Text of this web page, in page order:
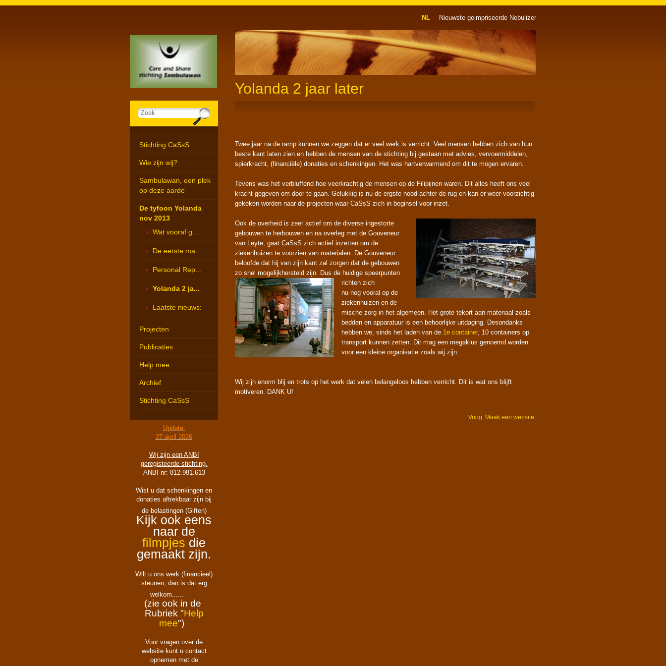
NL Nieuwste geimpriseerde Nebulizer
Stichting CaSsS
Wie zijn wij?
Sambulawan, een plek
op deze aarde
De tyfoon Yolanda
nov 2013
Wat vooraf g...
De eerste ma...
Personal Rep...
Yolanda 2 ja...
Laatste nieuws:
Projecten
Publicaties
Help mee
Archief
Stichting CaSsS
Update:
27 april 2026
Wij zijn een ANBI
geregisteerde stichting.
ANBI nr: 812.981.613
Wist u dat schenkingen en
donaties aftrekbaar zijn bij
de belastingen (Giften)
Kijk ook eens
naar de
filmpjes die
gemaakt zijn.
Wilt u ons werk (financieel)
steunen, dan is dat erg
welkom......
(zie ook in de
Rubriek "Help
mee")
Voor vragen over de
website kunt u contact
opnemen met de
Yolanda 2 jaar later
Twee jaar na de ramp kunnen we zeggen dat er veel werk is verricht. Veel mensen hebben zich van hun
beste kant laten zien en hebben de mensen van de stichting bij gestaan met advies, vervoermiddelen,
spierkracht, (financiële) donaties en schenkingen. Het was hartverwarmend om dit te mogen ervaren.
Tevens was het verbluffend hoe veerkrachtig de mensen op de Filipijnen waren. Dit alles heeft ons veel
kracht gegeven om door te gaan. Gelukkig is nu de ergste nood achter de rug en kan er weer voorzichtig
gekeken worden naar de projecten waar CaSsS zich in beginsel voor inzet.
Ook de overheid is zeer actief om de diverse ingestorte
gebouwen te herbouwen en na overleg met de Gouveneur
van Leyte, gaat CaSsS zich actief inzetten om de
ziekenhuizen te voorzien van materialen. De Gouveneur
beloofde dat hij van zijn kant zal zorgen dat de gebouwen
zo snel mogelijkhersteld zijn. Dus de huidige speerpunten
richten zich
nu nog vooral op de
ziekenhuizen en de
mische zorg in het algemeen. Het grote tekort aan materiaal zoals
bedden en apparatuur is een behoorlijke uitdaging. Desondanks
hebben we, sinds het laden van de 1e container, 10 containers op
transport kunnen zetten. Dit mag een megaklus genoemd worden
voor een kleine organisatie zoals wij zijn.
Wij zijn enorm blij en trots op het werk dat velen belangeloos hebben verricht. Dit is wat ons blijft
motiveren. DANK U!
Voog. Maak een website.